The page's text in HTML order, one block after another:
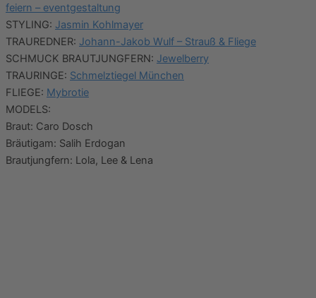
feiern – eventgestaltung
STYLING: Jasmin Kohlmayer
TRAUREDNER: Johann-Jakob Wulf – Strauß & Fliege
SCHMUCK BRAUTJUNGFERN: Jewelberry
TRAURINGE: Schmelztiegel München
FLIEGE: Mybrotie
MODELS:
Braut: Caro Dosch
Bräutigam: Salih Erdogan
Brautjungfern: Lola, Lee & Lena